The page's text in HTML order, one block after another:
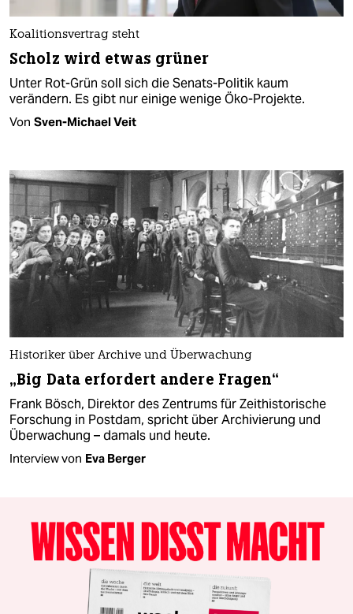
Koalitionsvertrag steht
Scholz wird etwas grüner
Unter Rot-Grün soll sich die Senats-Politik kaum
verändern. Es gibt nur einige wenige Öko-Projekte.
Von Sven-Michael Veit
Historiker über Archive und Überwachung
„Big Data erfordert andere Fragen“
Frank Bösch, Direktor des Zentrums für Zeithistorische
Forschung in Postdam, spricht über Archivierung und
Überwachung – damals und heute.
Interview von Eva Berger